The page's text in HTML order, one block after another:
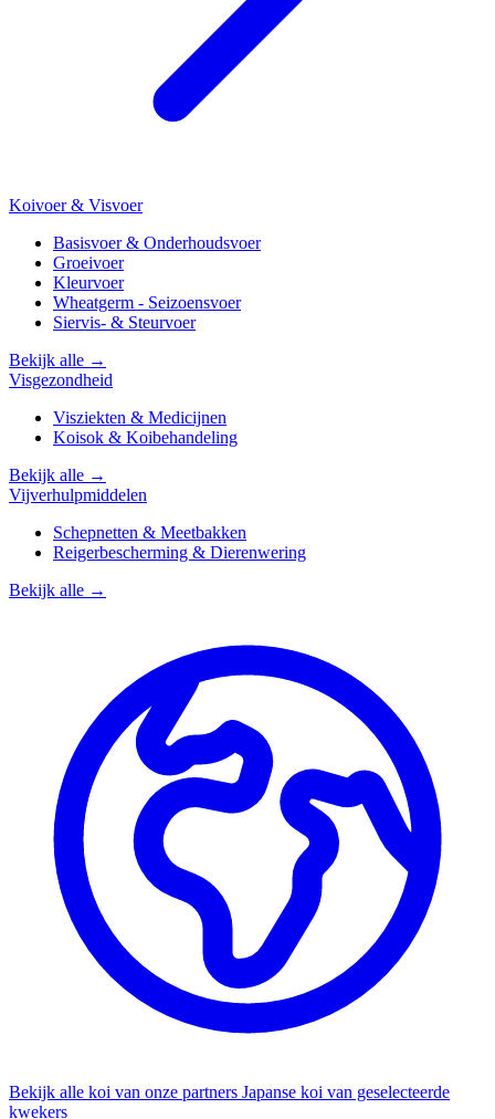
Koivoer & Visvoer
Basisvoer & Onderhoudsvoer
Groeivoer
Kleurvoer
Wheatgerm - Seizoensvoer
Siervis- & Steurvoer
Bekijk alle →
Visgezondheid
Visziekten & Medicijnen
Koisok & Koibehandeling
Bekijk alle →
Vijverhulpmiddelen
Schepnetten & Meetbakken
Reigerbescherming & Dierenwering
Bekijk alle →
Bekijk alle koi van onze partners Japanse koi van geselecteerde
kwekers